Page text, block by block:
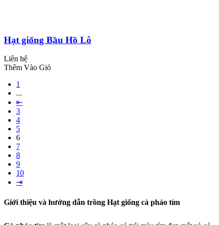
Hạt giống Bầu Hồ Lô
Liên hệ
Thêm Vào Giỏ
1
...
⇤
3
4
5
6
7
8
9
10
⇥
Giới thiệu và hướng dẫn trồng Hạt giống cà pháo tím